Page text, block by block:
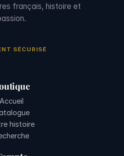
français, histoire et
SÉCURISÉ
Accueil
histoire